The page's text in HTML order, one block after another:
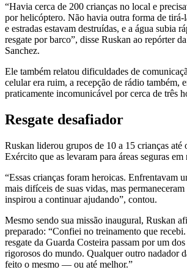
“Havia cerca de 200 crianças no local e
por helicóptero. Não havia outra forma de
e estradas estavam destruídas, e a água subia
resgate por barco”, disse Ruskan ao repórter da
Sanchez.
Ele também relatou dificuldades de
celular era ruim, a recepção de rádio também,
praticamente incomunicável por cerca de três
Resgate desafiador
Ruskan liderou grupos de 10 a 15 crianças até
Exército que as levaram para áreas seguras em
“Essas crianças foram heroicas. Enfrentavam
mais difíceis de suas vidas, mas
inspirou a continuar ajudando”, contou.
Mesmo sendo sua missão inaugural, Ruskan
preparado: “Confiei no treinamento que
resgate da Guarda Costeira passam por um
rigorosos do mundo. Qualquer outro nadador
feito o mesmo — ou até melhor.”